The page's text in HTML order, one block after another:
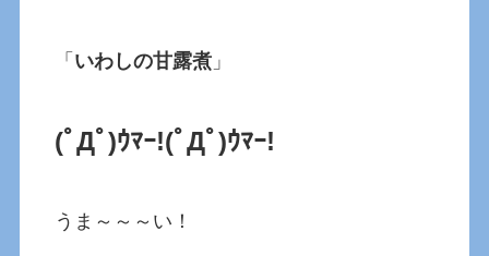
「 いわしの甘露煮 」
(ﾟДﾟ)ｳﾏｰ!(ﾟДﾟ)ｳﾏｰ!
うま～～～い！